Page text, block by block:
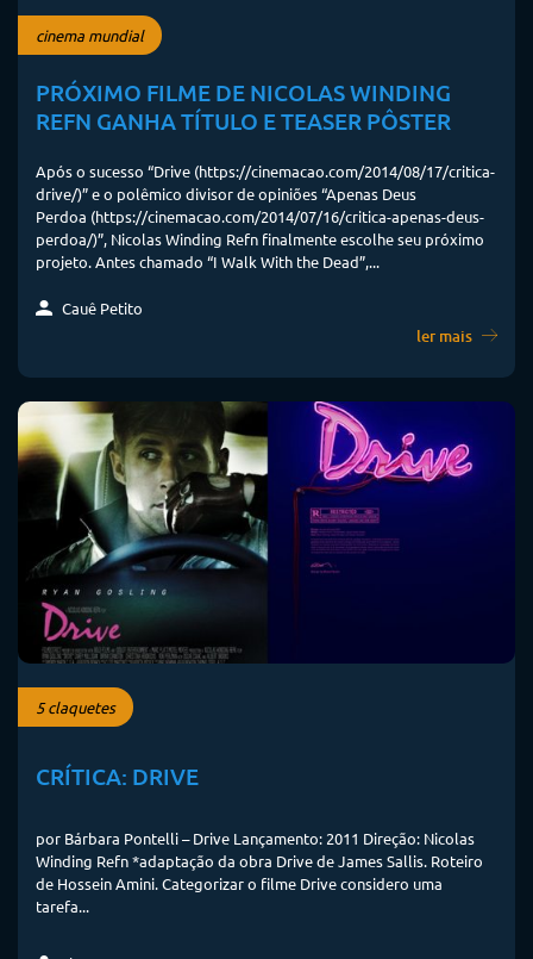
cinema mundial
PRÓXIMO FILME DE NICOLAS WINDING
REFN GANHA TÍTULO E TEASER PÔSTER
Após o sucesso “Drive (https://cinemacao.com/2014/08/17/critica-
drive/)” e o polêmico divisor de opiniões “Apenas Deus
Perdoa (https://cinemacao.com/2014/07/16/critica-apenas-deus-
perdoa/)”, Nicolas Winding Refn finalmente escolhe seu próximo
projeto. Antes chamado “I Walk With the Dead”,...
Cauê Petito
ler mais
5 claquetes
CRÍTICA: DRIVE
por Bárbara Pontelli – Drive Lançamento: 2011 Direção: Nicolas
Winding Refn *adaptação da obra Drive de James Sallis. Roteiro
de Hossein Amini. Categorizar o filme Drive considero uma
tarefa...